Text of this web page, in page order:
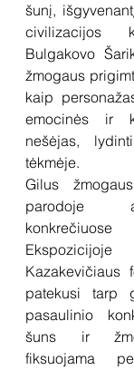
šunį,
civilizacijos
Bulgakovo
žmogaus
kaip
emocinės ir
nešėjas,
tėkmėje.
Gilus
parodoje
Kazakevičiaus
patekusi tarp
pasaulinio
šuns ir
fiksuojama